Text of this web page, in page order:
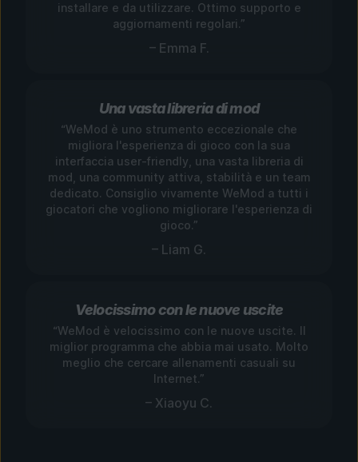
installare e da utilizzare. Ottimo supporto e
aggiornamenti regolari.”
– Emma F.
Una vasta libreria di mod
“WeMod è uno strumento eccezionale che
migliora l'esperienza di gioco con la sua
interfaccia user-friendly, una vasta libreria di
mod, una community attiva, stabilità e un team
dedicato. Consiglio vivamente WeMod a tutti i
giocatori che vogliono migliorare l'esperienza di
gioco.”
– Liam G.
Velocissimo con le nuove uscite
“WeMod è velocissimo con le nuove uscite. Il
miglior programma che abbia mai usato. Molto
meglio che cercare allenamenti casuali su
Internet.”
– Xiaoyu C.